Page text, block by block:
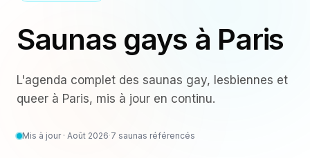
Saunas gays à Paris
L'agenda complet des saunas gay, lesbiennes et
queer à Paris, mis à jour en continu.
Mis à jour · Août 2026·7 saunas référencés